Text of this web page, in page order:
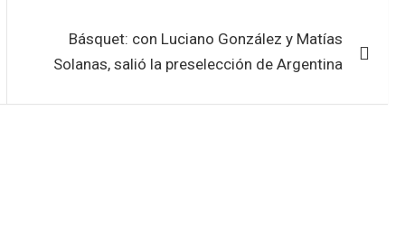
Básquet: con Luciano González y Matías
Solanas, salió la preselección de Argentina